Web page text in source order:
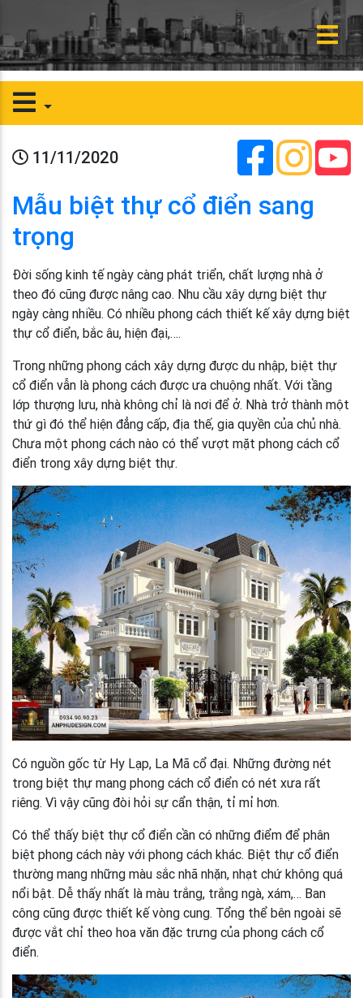
11/11/2020
Mẫu biệt thự cổ điển sang
trọng
Đời sống kinh tế ngày càng phát triển, chất lượng nhà ở
theo đó cũng được nâng cao. Nhu cầu xây dựng biệt thự
ngày càng nhiều. Có nhiều phong cách thiết kế xây dựng biệt
thự cổ điển, bắc âu, hiện đại,….
Trong những phong cách xây dựng được du nhập, biệt thự
cổ điển vẫn là phong cách được ưa chuộng nhất. Với tầng
lớp thượng lưu, nhà không chỉ là nơi để ở. Nhà trở thành một
thứ gì đó thể hiện đẳng cấp, địa thế, gia quyền của chủ nhà.
Chưa một phong cách nào có thể vượt mặt phong cách cổ
điển trong xây dựng biệt thự.
Có nguồn gốc từ Hy Lạp, La Mã cổ đại. Những đường nét
trong biệt thự mang phong cách cổ điển có nét xưa rất
riêng. Vì vậy cũng đòi hỏi sự cẩn thận, tỉ mỉ hơn.
Có thể thấy biệt thự cổ điển cần có những điểm để phân
biệt phong cách này với phong cách khác. Biệt thự cổ điển
thường mang những màu sắc nhã nhặn, nhạt chứ không quá
nổi bật. Dễ thấy nhất là màu trắng, trắng ngà, xám,… Ban
công cũng được thiết kế vòng cung. Tổng thể bên ngoài sẽ
được vắt chỉ theo hoa văn đặc trưng của phong cách cổ
điển.